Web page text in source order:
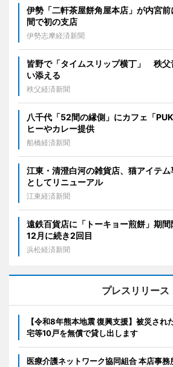
伊勢「二軒茶屋餅角屋本店」が内宮
間で初の支店
伊勢志摩経済新聞
皆野で「タイムスリップ横丁」 秩父
い添える
秩父経済新聞
八千代「52間の縁側」にカフェ「
ヒーやカレー提供
船橋経済新聞
江東・清澄白河の雑貨店、猫アイテム
としてリニューアル
江東経済新聞
遠鉄百貨店に「トーキョー煎餅」期
12月に続き2回目
浜松経済新聞
プレスリリース
【令和8年熊本地震 復興支援】被災され
宅等10戸を無償で貸し出します
医療介護ネットワーク協同組合 本店事